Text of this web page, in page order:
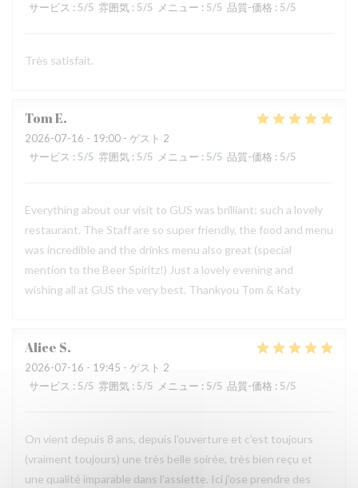
サービス : 5/5 雰囲気 : 5/5 メニュー : 5/5 品質-価格 : 5/5
Très satisfait.
TomE
2026-07-16 - 19:00 - ゲスト 2
サービス : 5/5 雰囲気 : 5/5 メニュー : 5/5 品質-価格 : 5/5
Everything about our visit to GUS was brilliant: such a lovely
restaurant. The Staff are so super friendly, the food and menu
was incredible and the drinks menu also great (special
mention to the Beer Spiritz!) Just a lovely evening and
wishing all at GUS the very best. Thankyou Tom & Katy
Alice S
2026-07-16 - 19:45 - ゲスト 2
サービス : 5/5 雰囲気 : 5/5 メニュー : 5/5 品質-価格 : 5/5
On vient depuis 8 ans, depuis l'ouverture et c'est toujours
(vraiment toujours) une très belle soirée, très bien reçu et
une qualité imparable dans l'assiette. Ici j'ose prendre des